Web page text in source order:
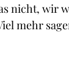
nicht, wir
mehr